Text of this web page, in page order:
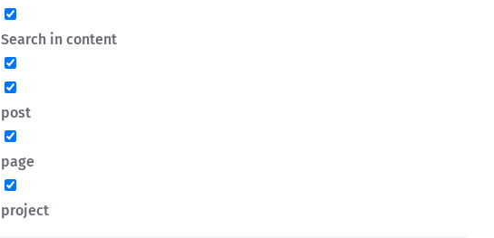
Search in content
post
page
project